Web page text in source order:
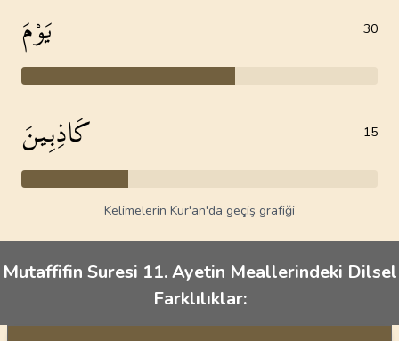
يَوْمَ 30
كَاذِبِينَ 15
Kelimelerin Kur'an'da geçiş grafiği
Mutaffifin Suresi 11. Ayetin Meallerindeki Dilsel
Farklılıklar: